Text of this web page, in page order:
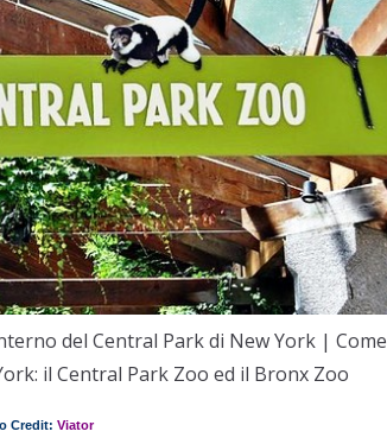
del Central Park di New York | Come
il Central Park Zoo ed il Bronx Zoo
Credit: Viator